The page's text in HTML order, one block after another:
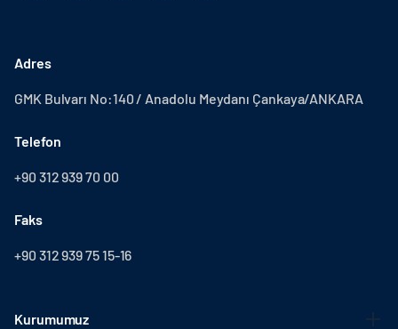
Adres
GMK Bulvarı No:140 / Anadolu Meydanı Çankaya/ANKARA
Telefon
+90 312 939 70 00
Faks
+90 312 939 75 15-16
Kurumumuz